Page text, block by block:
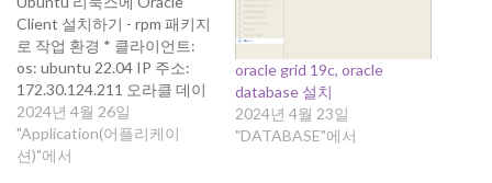
Client 설치하기 - rpm 패키지
로 작업 환경 * 클라이언트:
os: ubuntu 22.04 IP 주소:
172.30.124.211 오라클 데이
터베이스 서버: OS: Oracle
Linux 8 오라클 데이터베이
스: oracle 19c 그리드환경 서
2024년 4월 26일
"Application(어플리케이
션)"에서
oracle grid 19c, oracle
database 설치
2024년 4월 23일
"DATABASE"에서